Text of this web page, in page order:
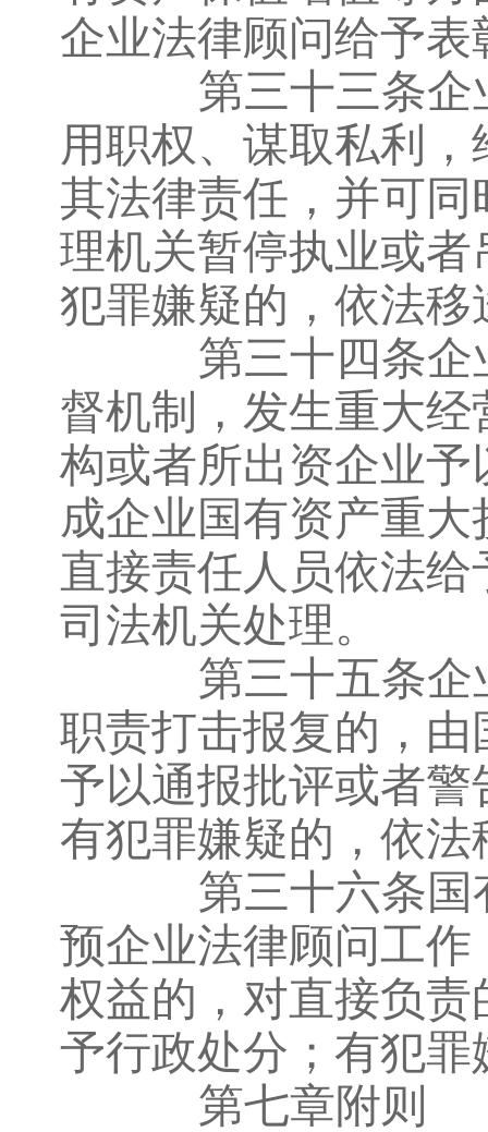
企业法律顾问给予表
第三十三条企
用职权、谋取私利
其法律责任，并可
理机关暂停执业或
犯罪嫌疑的，依法
第三十四条企
督机制，发生重大
构或者所出资企业
成企业国有资产重
直接责任人员依法
司法机关处理。
第三十五条企
职责打击报复的，
予以通报批评或者
有犯罪嫌疑的，依
第三十六条国
预企业法律顾问工
权益的，对直接负
予行政处分；有犯
第七章附则